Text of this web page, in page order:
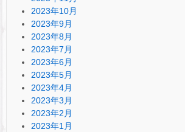
2023年10月
2023年9月
2023年8月
2023年7月
2023年6月
2023年5月
2023年4月
2023年3月
2023年2月
2023年1月